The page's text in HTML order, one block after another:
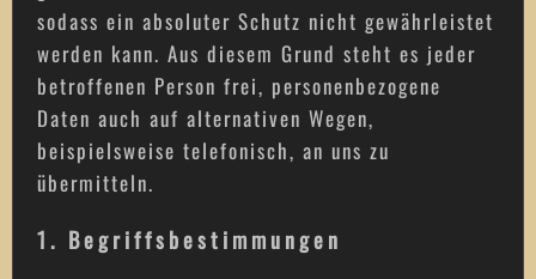
sodass ein absoluter Schutz nicht gewährleistet
werden kann. Aus diesem Grund steht es jeder
betroffenen Person frei, personenbezogene
Daten auch auf alternativen Wegen,
beispielsweise telefonisch, an uns zu
übermitteln.
1. Begriffsbestimmungen